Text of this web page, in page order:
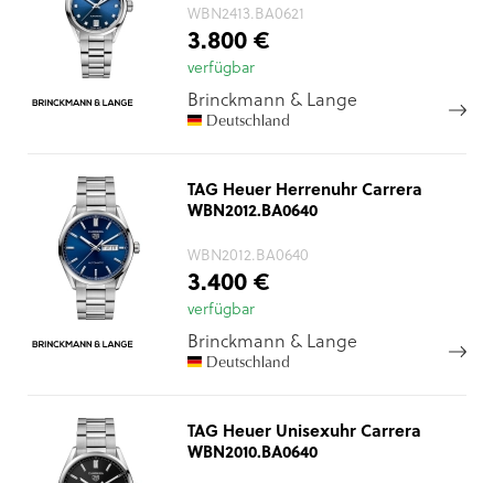
WBN2413.BA0621
3.800 €
verfügbar
Brinckmann & Lange
Deutschland
TAG Heuer Herrenuhr Carrera
WBN2012.BA0640
WBN2012.BA0640
3.400 €
verfügbar
Brinckmann & Lange
Deutschland
TAG Heuer Unisexuhr Carrera
WBN2010.BA0640